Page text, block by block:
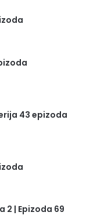
43 epizoda
2 | Epizoda 69